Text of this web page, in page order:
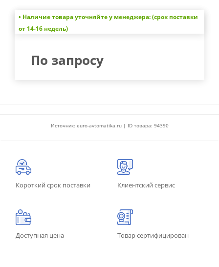
• Наличие товара уточняйте у менеджера: (срок поставки
от 14-16 недель)
По запросу
Источник: euro-avtomatika.ru | ID товара: 94390
Короткий срок поставки Клиентский сервис
Доступная цена Товар сертифицирован